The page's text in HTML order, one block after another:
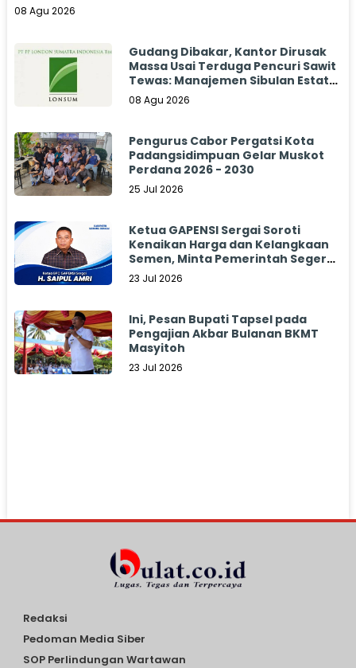
08 Agu 2026
Gudang Dibakar, Kantor Dirusak
Massa Usai Terduga Pencuri Sawit
Tewas: Manajemen Sibulan Estate
Bungkam
08 Agu 2026
Pengurus Cabor Pergatsi Kota
Padangsidimpuan Gelar Muskot
Perdana 2026 - 2030
25 Jul 2026
Ketua GAPENSI Sergai Soroti
Kenaikan Harga dan Kelangkaan
Semen, Minta Pemerintah Segera
Bertindak
23 Jul 2026
Ini, Pesan Bupati Tapsel pada
Pengajian Akbar Bulanan BKMT
Masyitoh
23 Jul 2026
Redaksi
Pedoman Media Siber
SOP Perlindungan Wartawan